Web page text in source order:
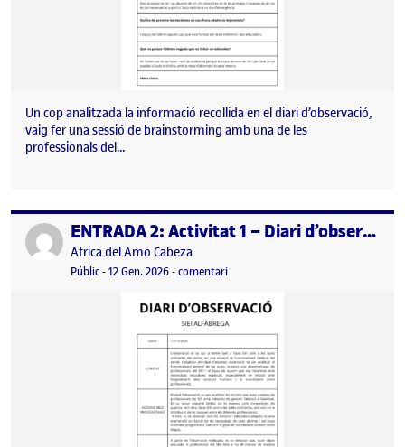
Un cop analitzada la informació recollida en el diari d’observació,
vaig fer una sessió de brainstorming amb una de les
professionals del…
Publicat per ENTRADA 2: Activitat 1 – Diari d’observació estructurat dels professionals del SIEI
Publicat per
Africa del Amo Cabeza
Visibilitat:
Públic-Data de publicació
12 Gen. 2026-comentariel ENTRADA 2: Activitat 1 – Diari